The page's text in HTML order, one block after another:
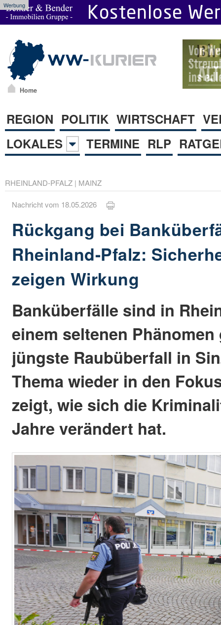
Werbung
Home
REGION POLITIK WIRTSCHAFT
LOKALES
TERMINE RLP
RHEINLAND-PFALZ | MAINZ
Nachricht vom 18.05.2026
Rückgang bei
Rheinland-Pfalz:
zeigen Wirkung
Banküberfälle sind in
einem seltenen
jüngste Raubüberfall in
Thema wieder in den
zeigt, wie sich die
Jahre verändert hat.